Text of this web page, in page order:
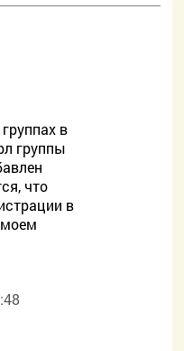
в
группы
что
в